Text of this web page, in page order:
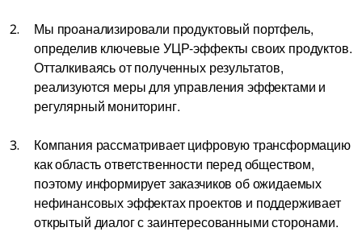
Мы проанализировали продуктовый портфель,
определив ключевые УЦР-эффекты своих продуктов.
Отталкиваясь от полученных результатов,
реализуются меры для управления эффектами и
регулярный мониторинг.
Компания рассматривает цифровую трансформацию
как область ответственности перед обществом,
поэтому информирует заказчиков об ожидаемых
нефинансовых эффектах проектов и поддерживает
открытый диалог с заинтересованными сторонами.